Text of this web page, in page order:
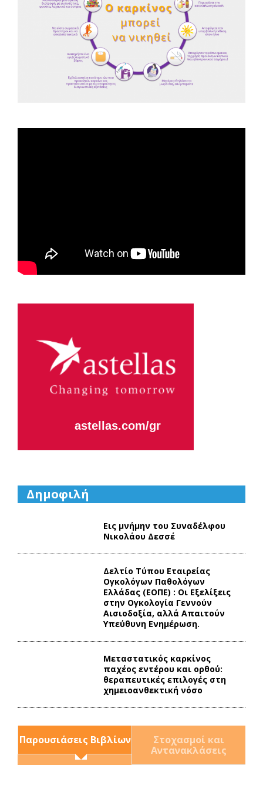
astellas.com/gr
Δημοφιλή
Εις μνήμην του Συναδέλφου
Νικολάου Δεσσέ
Δελτίο Τύπου Eταιρείας
Ογκολόγων Παθολόγων
Ελλάδας (ΕΟΠΕ) : Οι Εξελίξεις
στην Ογκολογία Γεννούν
Αισιοδοξία, αλλά Απαιτούν
Υπεύθυνη Ενημέρωση.
Mεταστατικός καρκίνος
παχέος εντέρου και ορθού:
θεραπευτικές επιλογές στη
χημειοανθεκτική νόσο
Παρουσιάσεις Βιβλίων
Στοχασμοί και
Αντανακλάσεις